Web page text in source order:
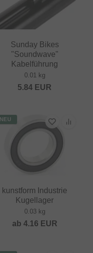
Sunday Bikes
"Soundwave"
Kabelführung
0.01 kg
5.84 EUR
NEU
kunstform Industrie
Kugellager
0.03 kg
ab 4.16 EUR